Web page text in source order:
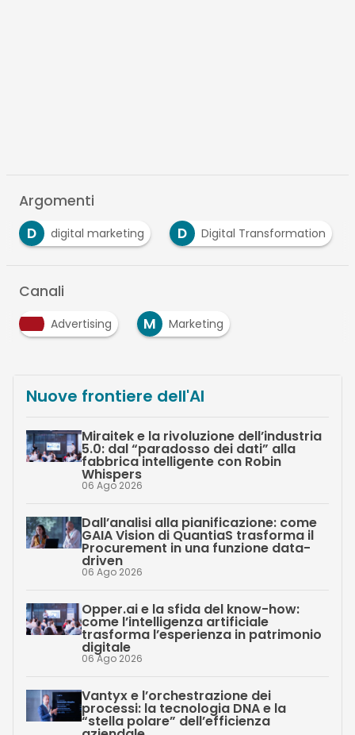
Argomenti
D Digital Transformation S streaming
Canali
Advertising M Marketing
Nuove frontiere dell'AI
Miraitek e la rivoluzione dell’industria
5.0: dal “paradosso dei dati” alla
fabbrica intelligente con Robin
Whispers
06 Ago 2026
Dall’analisi alla pianificazione: come
GAIA Vision di QuantiaS trasforma il
Procurement in una funzione data-
driven
06 Ago 2026
Opper.ai e la sfida del know-how:
come l’intelligenza artificiale
trasforma l’esperienza in patrimonio
digitale
06 Ago 2026
Vantyx e l’orchestrazione dei
processi: la tecnologia DNA e la
“stella polare” dell’efficienza